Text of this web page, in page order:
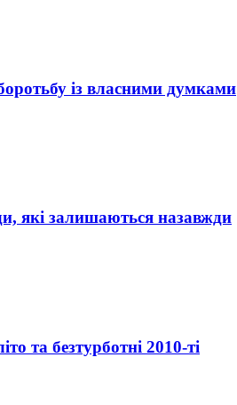
із власними думками
які залишаються назавжди
та безтурботні 2010-ті